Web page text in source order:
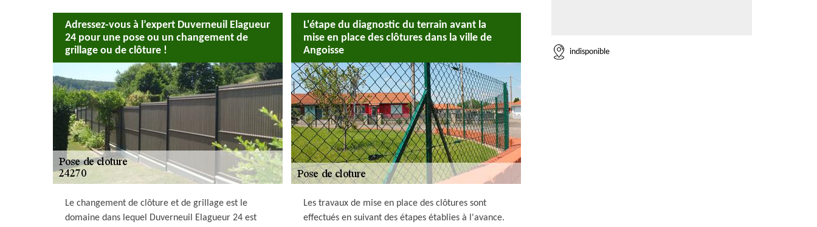
Adressez-vous à l’expert Duverneuil Elagueur
24 pour une pose ou un changement de
grillage ou de clôture !
Le changement de clôture et de grillage est le
domaine dans lequel Duverneuil Elagueur 24 est
L'étape du diagnostic du terrain avant la
mise en place des clôtures dans la ville de
Angoisse
Les travaux de mise en place des clôtures sont
effectués en suivant des étapes établies à l'avance.
indisponible